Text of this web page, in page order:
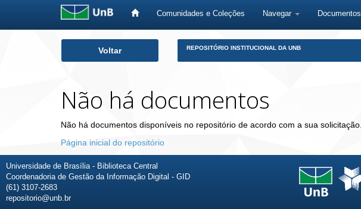
Comunidades e Coleções Navegar Documentos
Voltar REPOSITÓRIO INSTITUCIONAL DA UNB
Não há documentos
Não há documentos disponíveis no repositório de acordo com a sua solicitação.
Página inicial do repositório
Universidade de Brasília - Biblioteca Central
Coordenadoria de Gestão da Informação Digital - GID
(61) 3107-2683
repositorio@unb.br